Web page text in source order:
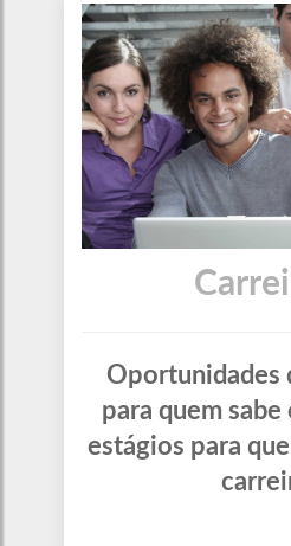
Oportunidades
para quem sabe
estágios para